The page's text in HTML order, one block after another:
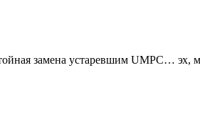
замена устаревшим UMPC… эх,